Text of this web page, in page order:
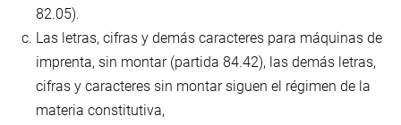
82.05).
Las letras, cifras y demás caracteres para máquinas de
imprenta, sin montar (partida 84.42), las demás letras,
cifras y caracteres sin montar siguen el régimen de la
materia constitutiva,